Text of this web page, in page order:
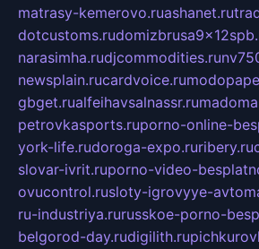
matrasy-kemerovo.ruashanet.ru
dotcustoms.ru
narasimha.rudjcommodities.ru
newsplain.rucardvoice.ru
gbget.rualfeihavsalnassr.ru
petrovkasports.ruporno-online-
york-life.rudoroga-expo.ruribery.ru
slovar-ivrit.ruporno-video-
ovucontrol.rusloty-igrovyye-
ru-industriya.rurusskoe-porno-
belgorod-day.rudigilith.ru